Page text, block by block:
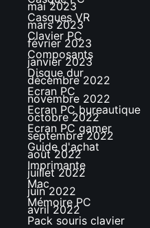
mai 2023
mars 2023
février 2023
janvier 2023
décembre 2022
novembre 2022
octobre 2022
septembre 2022
août 2022
juillet 2022
juin 2022
avril 2022
Casques VR
Clavier PC
Composants
Disque dur
Ecran PC
Ecran PC bureautique
Ecran PC gamer
Guide d'achat
Imprimante
Mac
Mémoire PC
Pack souris clavier